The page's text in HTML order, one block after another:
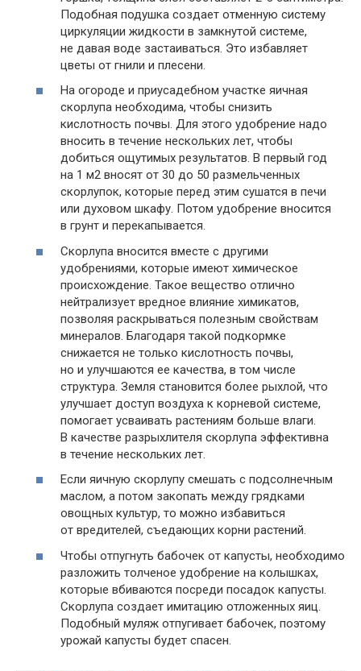
Подобная подушка создает отменную систему
циркуляции жидкости в замкнутой системе,
не давая воде застаиваться. Это избавляет
цветы от гнили и плесени.
На огороде и приусадебном участке яичная
скорлупа необходима, чтобы снизить
кислотность почвы. Для этого удобрение надо
вносить в течение нескольких лет, чтобы
добиться ощутимых результатов. В первый год
на 1 м2 вносят от 30 до 50 размельченных
скорлупок, которые перед этим сушатся в печи
или духовом шкафу. Потом удобрение вносится
в грунт и перекапывается.
Скорлупа вносится вместе с другими
удобрениями, которые имеют химическое
происхождение. Такое вещество отлично
нейтрализует вредное влияние химикатов,
позволяя раскрываться полезным свойствам
минералов. Благодаря такой подкормке
снижается не только кислотность почвы,
но и улучшаются ее качества, в том числе
структура. Земля становится более рыхлой, что
улучшает доступ воздуха к корневой системе,
помогает усваивать растениям больше влаги.
В качестве разрыхлителя скорлупа эффективна
в течение нескольких лет.
Если яичную скорлупу смешать с подсолнечным
маслом, а потом закопать между грядками
овощных культур, то можно избавиться
от вредителей, съедающих корни растений.
Чтобы отпугнуть бабочек от капусты, необходимо
разложить толченое удобрение на колышках,
которые вбиваются посреди посадок капусты.
Скорлупа создает имитацию отложенных яиц.
Подобный муляж отпугивает бабочек, поэтому
урожай капусты будет спасен.